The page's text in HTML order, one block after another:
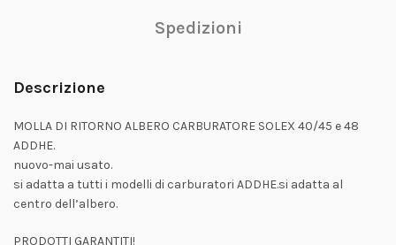
Spedizioni
Descrizione
MOLLA DI RITORNO ALBERO CARBURATORE SOLEX 40/45 e 48
ADDHE.
nuovo-mai usato.
si adatta a tutti i modelli di carburatori ADDHE.si adatta al
centro dell’albero.
PRODOTTI GARANTITI!